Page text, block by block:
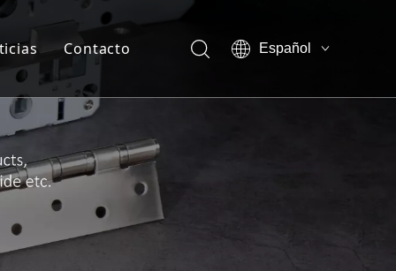
Ventaja de la empresa
Show vr
Certificado
Nuestra compañía
Miembro del equipo
Contacto
Español
العربية